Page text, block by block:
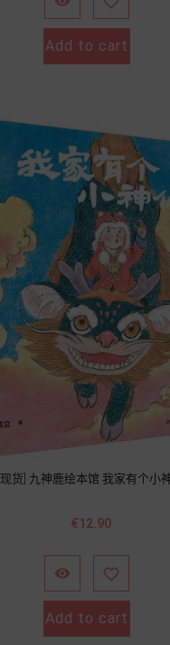
Add to cart
[现货] 九神鹿绘本馆 我家有个小
價
€12.90
 
Add to cart